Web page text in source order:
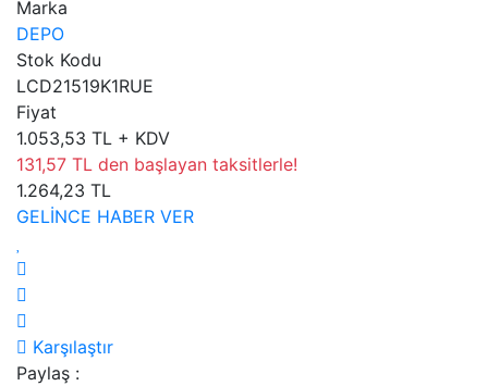
Marka
DEPO
Stok Kodu
LCD21519K1RUE
Fiyat
1.053,53 TL + KDV
131,57 TL den başlayan taksitlerle!
1.264,23 TL
GELİNCE HABER VER
Karşılaştır
Paylaş :